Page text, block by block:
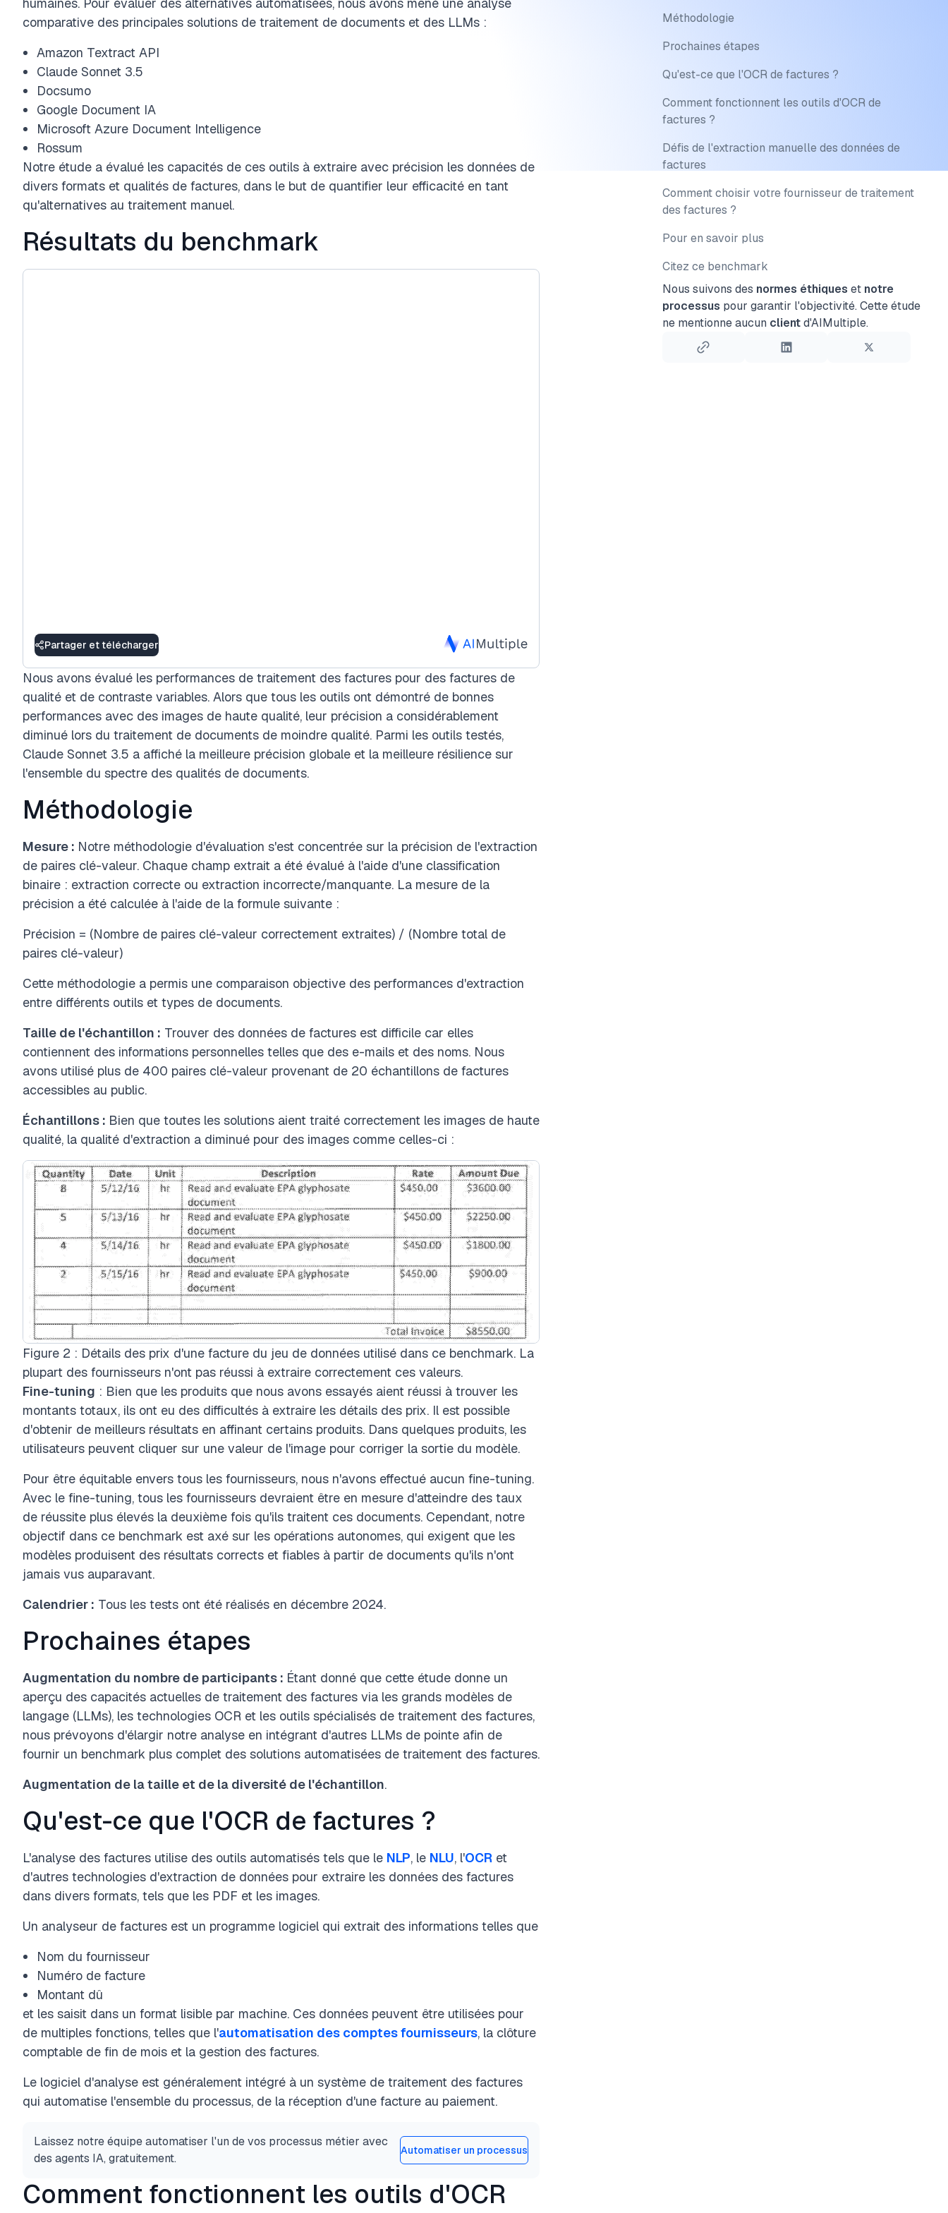
comparative des principales solutions de traitement de documents et des LLMs :
Amazon Textract API
Claude Sonnet 3.5
Docsumo
Google Document IA
Microsoft Azure Document Intelligence
Rossum
Notre étude a évalué les capacités de ces outils à extraire avec précision les données de
divers formats et qualités de factures, dans le but de quantifier leur efficacité en tant
qu'alternatives au traitement manuel.
Résultats du benchmark
Partager et télécharger
Nous avons évalué les performances de traitement des factures pour des factures de
qualité et de contraste variables. Alors que tous les outils ont démontré de bonnes
performances avec des images de haute qualité, leur précision a considérablement
diminué lors du traitement de documents de moindre qualité. Parmi les outils testés,
Claude Sonnet 3.5 a affiché la meilleure précision globale et la meilleure résilience sur
l'ensemble du spectre des qualités de documents.
Méthodologie
Mesure : Notre méthodologie d'évaluation s'est concentrée sur la précision de l'extraction
de paires clé-valeur. Chaque champ extrait a été évalué à l'aide d'une classification
binaire : extraction correcte ou extraction incorrecte/manquante. La mesure de la
précision a été calculée à l'aide de la formule suivante :
Précision = (Nombre de paires clé-valeur correctement extraites) / (Nombre total de
paires clé-valeur)
Cette méthodologie a permis une comparaison objective des performances d'extraction
entre différents outils et types de documents.
Taille de l'échantillon : Trouver des données de factures est difficile car elles
contiennent des informations personnelles telles que des e-mails et des noms. Nous
avons utilisé plus de 400 paires clé-valeur provenant de 20 échantillons de factures
accessibles au public.
Échantillons : Bien que toutes les solutions aient traité correctement les images de haute
qualité, la qualité d'extraction a diminué pour des images comme celles-ci :
Figure 2 : Détails des prix d'une facture du jeu de données utilisé dans ce benchmark. La
plupart des fournisseurs n'ont pas réussi à extraire correctement ces valeurs.
Fine-tuning : Bien que les produits que nous avons essayés aient réussi à trouver les
montants totaux, ils ont eu des difficultés à extraire les détails des prix. Il est possible
d'obtenir de meilleurs résultats en affinant certains produits. Dans quelques produits, les
utilisateurs peuvent cliquer sur une valeur de l'image pour corriger la sortie du modèle.
Pour être équitable envers tous les fournisseurs, nous n'avons effectué aucun fine-tuning.
Avec le fine-tuning, tous les fournisseurs devraient être en mesure d'atteindre des taux
de réussite plus élevés la deuxième fois qu'ils traitent ces documents. Cependant, notre
objectif dans ce benchmark est axé sur les opérations autonomes, qui exigent que les
modèles produisent des résultats corrects et fiables à partir de documents qu'ils n'ont
jamais vus auparavant.
Calendrier : Tous les tests ont été réalisés en décembre 2024.
Prochaines étapes
Augmentation du nombre de participants : Étant donné que cette étude donne un
aperçu des capacités actuelles de traitement des factures via les grands modèles de
langage (LLMs), les technologies OCR et les outils spécialisés de traitement des factures,
nous prévoyons d'élargir notre analyse en intégrant d'autres LLMs de pointe afin de
fournir un benchmark plus complet des solutions automatisées de traitement des factures.
Augmentation de la taille et de la diversité de l'échantillon.
Qu'est-ce que l'OCR de factures ?
L'analyse des factures utilise des outils automatisés tels que le NLP, le NLU, l'OCR et
d'autres technologies d'extraction de données pour extraire les données des factures
dans divers formats, tels que les PDF et les images.
Un analyseur de factures est un programme logiciel qui extrait des informations telles que
Nom du fournisseur
Numéro de facture
Montant dû
et les saisit dans un format lisible par machine. Ces données peuvent être utilisées pour
de multiples fonctions, telles que l'automatisation des comptes fournisseurs, la clôture
comptable de fin de mois et la gestion des factures.
Le logiciel d'analyse est généralement intégré à un système de traitement des factures
qui automatise l'ensemble du processus, de la réception d'une facture au paiement.
Laissez notre équipe automatiser l'un de vos processus métier avec
des agents IA, gratuitement.
Automatiser un processus
Comment fonctionnent les outils d'OCR
Méthodologie
Prochaines étapes
Qu'est-ce que l'OCR de factures ?
Comment fonctionnent les outils d'OCR de
factures ?
Défis de l'extraction manuelle des données de
factures
Comment choisir votre fournisseur de traitement
des factures ?
Pour en savoir plus
Citez ce benchmark
Nous suivons des normes éthiques et notre
processus pour garantir l'objectivité. Cette étude
ne mentionne aucun clientd'AIMultiple.